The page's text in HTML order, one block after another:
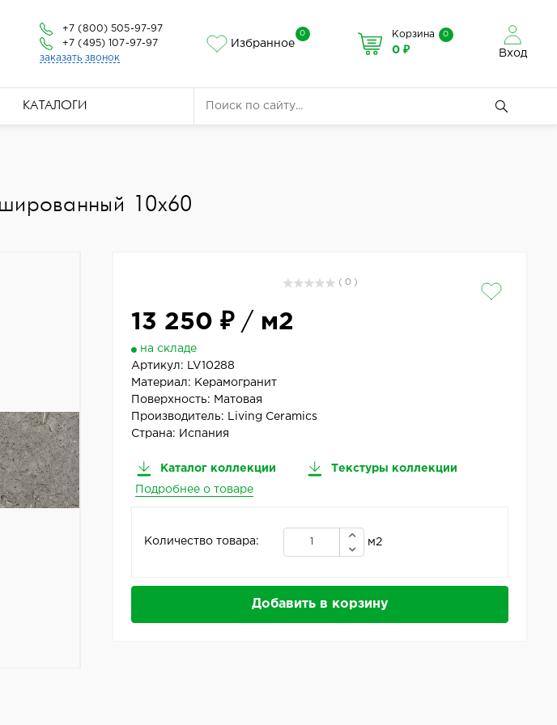
+7 (800) 505-97-97
+7 (495) 107-97-97
заказать звонок
Избранное
0 Корзина 0
0 ₽ Вход
КАТАЛОГИ
10x60
( 0 )
13 250 ₽/ м2
на складе
Артикул:
LV10288
Материал: Керамогранит
Поверхность: Матовая
Производитель:
Living Ceramics
Страна: Испания
Каталог коллекции Текстуры коллекции
Подробнее о товаре
Количество товара: м2
Добавить в корзину